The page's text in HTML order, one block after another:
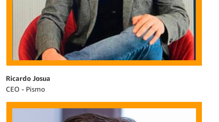
Ricardo Josua
CEO - Pismo